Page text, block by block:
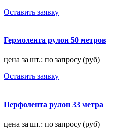
Оставить заявку
Гермолента рулон 50 метров
цена за шт.: по запросу (руб)
Оставить заявку
Перфолента рулон 33 метра
цена за шт.: по запросу (руб)